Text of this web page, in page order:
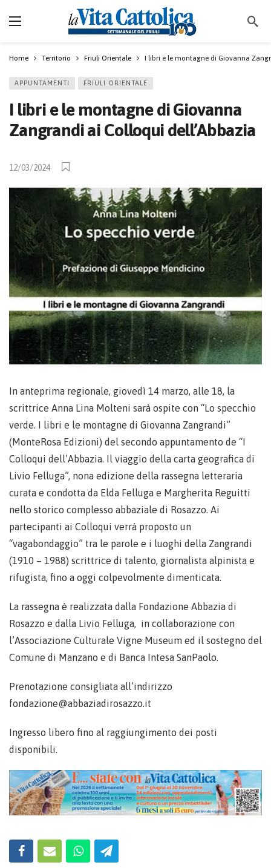
Home Territorio Friuli Orientale I libri e le montagne di Giovanna
APPUNTAMENTI FRIULI ORIENTALE
I libri e le montagne di Giovanna
Zangrandi ai Colloqui dell’Abbazia
12/03/2024
In anteprima regionale, giovedì 14 marzo, alle 18, la
scrittrice Anna Lina Molteni sarà ospite con “Lo specchio
verde. I libri e le montagne di Giovanna Zangrandi”
(MonteRosa Edizioni) del secondo appuntamento de “I
Colloqui dell’Abbazia. Il viaggio della carta geografica di
Livio Felluga”, nona edizione della rassegna letteraria
curata e condotta da Elda Felluga e Margherita Reguitti
nello storico complesso abbaziale di Rosazzo. Ai
partecipanti ai Colloqui verrà proposto un
“vagabondaggio” tra le parole e i luoghi della Zangrandi
(1910 – 1988) scrittrice di talento, giornalista alpinista e
rifugista, fino a oggi colpevolmente dimenticata.
La rassegna è realizzata dalla Fondazione Abbazia di
Rosazzo e dalla Livio Felluga, in collaborazione con
l’Associazione Culturale Vigne Museum ed il sostegno del
Comune di Manzano e di Banca Intesa SanPaolo.
Prenotazione consigliata all’indirizzo
fondazione@abbaziadirosazzo.it
Ingresso libero fino al raggiungimento dei posti
disponibili.